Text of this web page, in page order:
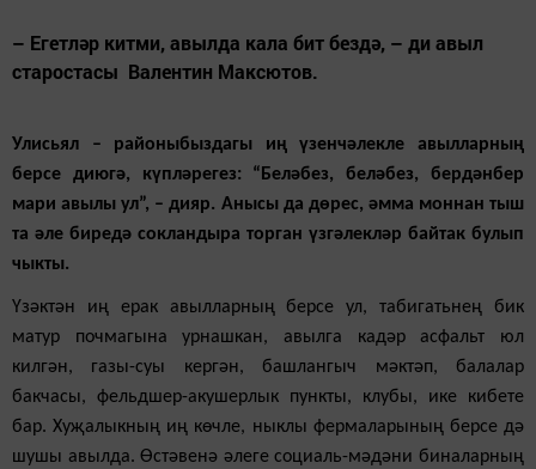
– Егетләр китми, авылда кала бит бездә, – ди авыл
старостасы Валентин Максютов.
Улисьял – районыбыздагы иң үзенчәлекле авылларның
берсе диюгә, күпләрегез: “Беләбез, беләбез, бердәнбер
мари авылы ул”, – дияр. Анысы да дөрес, әмма моннан тыш
та әле биредә сокландыра торган үзгәлекләр байтак булып
чыкты.
Үзәктән иң ерак авылларның берсе ул, табигатьнең бик
матур почмагына урнашкан, авылга кадәр асфальт юл
килгән, газы-суы кергән, башлангыч мәктәп, балалар
бакчасы, фельдшер-акушерлык пункты, клубы, ике кибете
бар. Хуҗалыкның иң көчле, ныклы фермаларының берсе дә
шушы авылда. Өстәвенә әлеге социаль-мәдәни биналарның